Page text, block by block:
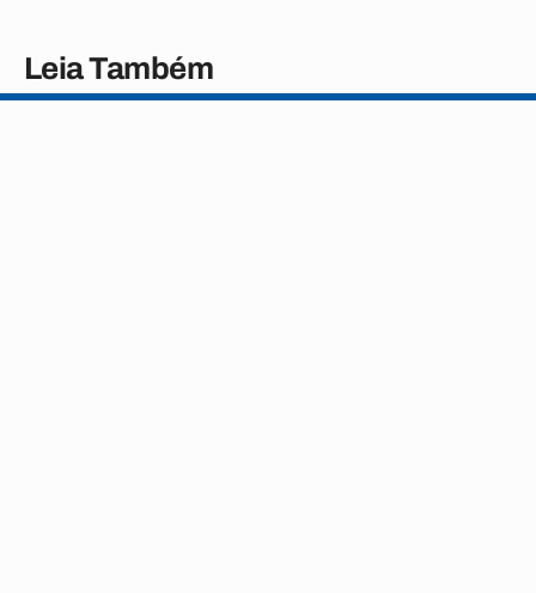
Leia Também